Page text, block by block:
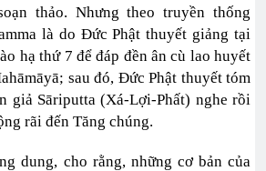
thảo. Nhưng theo truyền thống
là do Đức Phật thuyết giảng tại
hạ thứ 7 để đáp đền ân cù lao huyết
sau đó, Đức Phật thuyết tóm
giả Sāriputta (Xá-Lợi-Phất) nghe rồi
rãi đến Tăng chúng.
dung, cho rằng, những cơ bản của